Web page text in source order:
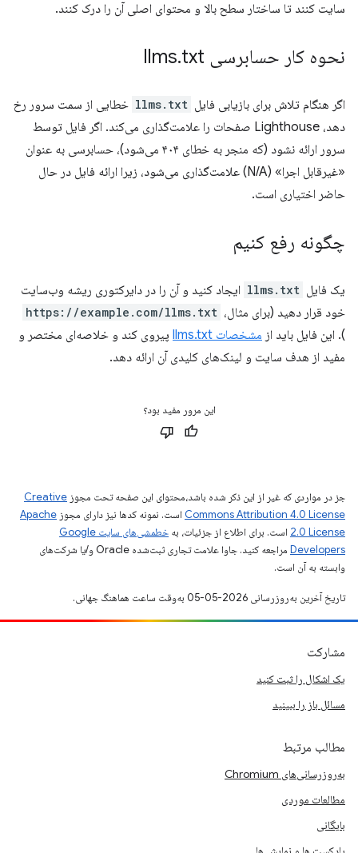
سایت کنند تا ساختار سطح بالا و محتوای اصلی آن را درک کنند.
نحوه کار حسابرسی llms .txt
اگر هنگام تلاش برای بازیابی فایل llms.txt خطایی از سمت سرور رخ
دهد، Lighthouse صفحات را علامت‌گذاری می‌کند. اگر فایل توسط
سرور ارائه نشود (که منجر به خطای ۴۰۴ می‌شود)، حسابرسی به عنوان
«غیرقابل اجرا» (N/A) علامت‌گذاری می‌شود، زیرا ارائه فایل در حال
حاضر اختیاری است.
چگونه رفع کنیم
یک فایل llms.txt ایجاد کنید و آن را در دایرکتوری ریشه وب‌سایت
خود قرار دهید (برای مثال، https://example.com/llms.txt
). این فایل باید از مشخصات llms.txt
پیروی کند و خلاصه‌ای مختصر و
مفید از هدف سایت و لینک‌های کلیدی آن ارائه دهد.
این مرور مفید بود؟
جز در مواردی که غیر از این ذکر شده باشد،‌محتوای این صفحه تحت مجوز Creative
Commons Attribution 4.0 License است. نمونه کدها نیز دارای مجوز Apache
2.0 License است. برای اطلاع از جزئیات، به
خطمشی‌های سایت Google
Developers‏
مراجعه کنید. جاوا علامت تجاری ثبت‌شده Oracle و/یا شرکت‌های
وابسته به آن است.
تاریخ آخرین به‌روزرسانی 2026-05-05 به‌وقت ساعت هماهنگ جهانی.
مشارکت
یک اشکال را ثبت کنید
مسائل باز را ببینید
مطالب مرتبط
به‌روزرسانی‌های Chromium
مطالعات موردی
بایگانی